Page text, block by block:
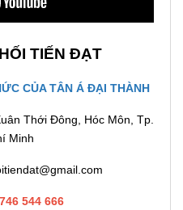
TIẾN ĐẠT
CỦA TÂN Á ĐẠI THÀNH
Thới Đông, Hóc Môn, Tp.
Minh
544 666